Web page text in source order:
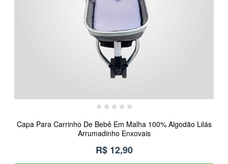
Capa Para Carrinho De Bebê Em Malha 100% Algodão Lilás
Arrumadinho Enxovais
R$ 12,90